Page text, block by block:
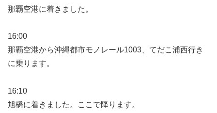
那覇空港に着きました。
16:00
那覇空港から沖縄都市モノレール1003、てだこ浦西行き
に乗ります。
16:10
旭橋に着きました。ここで降ります。